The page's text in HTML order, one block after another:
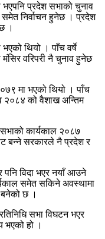
भएपनि प्रदेश सभाको चुनाव
निर्वाचन हुनेछ । प्रदेश
।
थियो । पाँच वर्षे
मंसिर वरिपरी नै चुनाव हुनेछ
मा भएको थियो । पाँच
२०८४ को वैशाख अन्तिम
कार्यकाल २०८७
बन्ने सरकारले नै प्रदेश र
पनि विदा भएर नयाँ आउने
समेत सकिने अवस्थामा
बनेको छ ।
सभा विघटन भएर
भएको हो ।